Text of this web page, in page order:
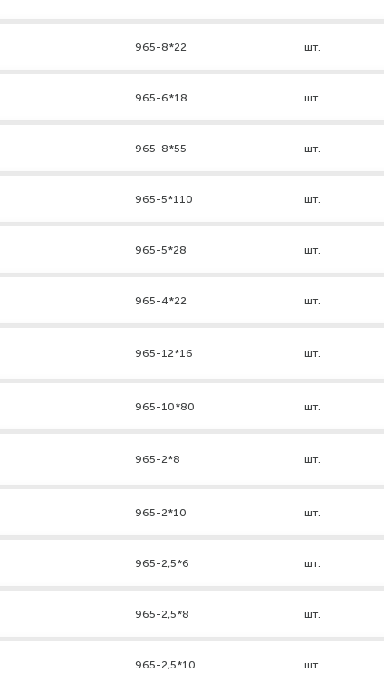
965-8*22 шт.
965-6*18 шт.
965-8*55 шт.
965-5*110 шт.
965-5*28 шт.
965-4*22 шт.
965-12*16 шт.
965-10*80 шт.
965-2*8 шт.
965-2*10 шт.
965-2,5*6 шт.
965-2,5*8 шт.
965-2,5*10 шт.